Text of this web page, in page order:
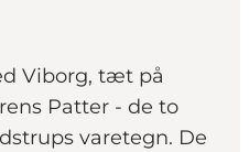
Viborg, tæt på
Patter - de to
varetegn. De